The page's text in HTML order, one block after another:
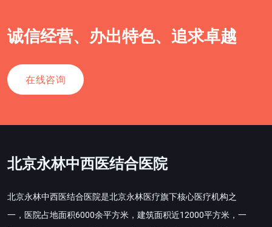
诚信经营、办出特色、追求卓越
在线咨询
北京永林中西医结合医院
北京永林中西医结合医院是北京永林医疗旗下核心医疗机构之
一，医院占地面积6000余平方米，建筑面积近12000平方米，一